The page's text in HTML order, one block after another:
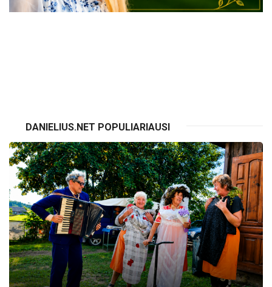
DANIELIUS.NET POPULIARIAUSI